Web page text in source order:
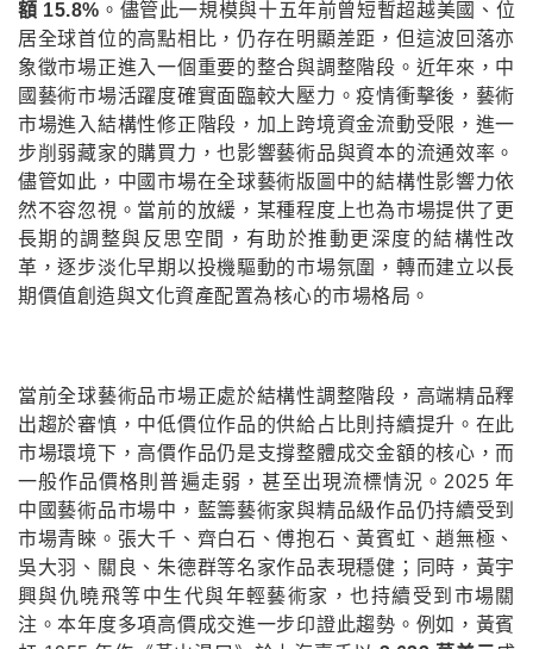
額 15.8% 。儘管此一規模與十五年前曾短暫超越美國、位
居全球首位的高點相比，仍存在明顯差距，但這波回落亦
象徵市場正進入一個重要的整合與調整階段。近年來，中
國藝術市場活躍度確實面臨較大壓力。疫情衝擊後，藝術
市場進入結構性修正階段，加上跨境資金流動受限，進一
步削弱藏家的購買力，也影響藝術品與資本的流通效率。
儘管如此，中國市場在全球藝術版圖中的結構性影響力依
然不容忽視。當前的放緩，某種程度上也為市場提供了更
長期的調整與反思空間，有助於推動更深度的結構性改
革，逐步淡化早期以投機驅動的市場氛圍，轉而建立以長
期價值創造與文化資產配置為核心的市場格局。
當前全球藝術品市場正處於結構性調整階段，高端精品釋
出趨於審慎，中低價位作品的供給占比則持續提升。在此
市場環境下，高價作品仍是支撐整體成交金額的核心，而
一般作品價格則普遍走弱，甚至出現流標情況。2025 年
中國藝術品市場中，藍籌藝術家與精品級作品仍持續受到
市場青睞。張大千、齊白石、傅抱石、黃賓虹、趙無極、
吳大羽、關良、朱德群等名家作品表現穩健；同時，黃宇
興與仇曉飛等中生代與年輕藝術家，也持續受到市場關
注。本年度多項高價成交進一步印證此趨勢。例如，黃賓